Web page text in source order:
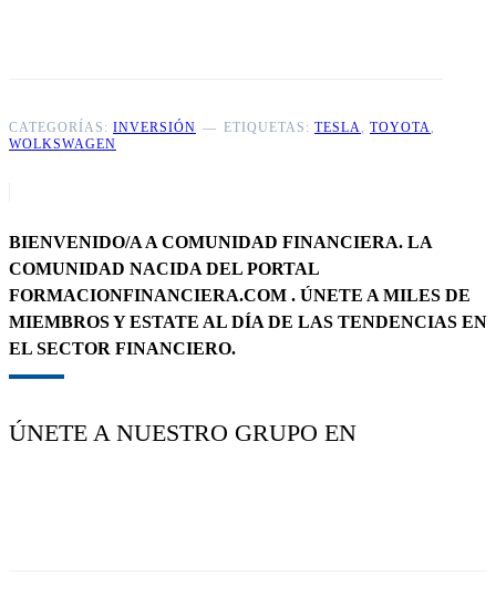
CATEGORÍAS: INVERSIÓN ETIQUETAS: TESLA, TOYOTA,
WOLKSWAGEN
BIENVENIDO/A A COMUNIDAD FINANCIERA. LA
COMUNIDAD NACIDA DEL PORTAL
FORMACIONFINANCIERA.COM . ÚNETE A MILES DE
MIEMBROS Y ESTATE AL DÍA DE LAS TENDENCIAS EN
EL SECTOR FINANCIERO.
ÚNETE A NUESTRO GRUPO EN